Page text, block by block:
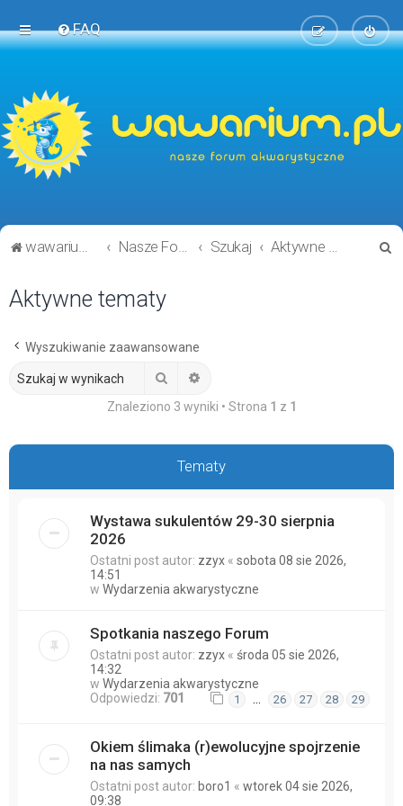
FAQ
wawarium.pl Nasze Forum Akwarystyczne Szukaj Aktywne tematy
Aktywne tematy
Wyszukiwanie zaawansowane
Szukaj
Znaleziono 3 wyniki • Strona 1 z 1
Tematy
Wystawa sukulentów 29-30 sierpnia
2026
Ostatni post autor: zzyx « sobota 08 sie 2026,
14:51
w Wydarzenia akwarystyczne
Spotkania naszego Forum
Ostatni post autor: zzyx « środa 05 sie 2026,
14:32
w Wydarzenia akwarystyczne
Odpowiedzi: 701 1 … 26 27 28 29
Okiem ślimaka (r)ewolucyjne spojrzenie
na nas samych
Ostatni post autor: boro1 « wtorek 04 sie 2026,
09:38